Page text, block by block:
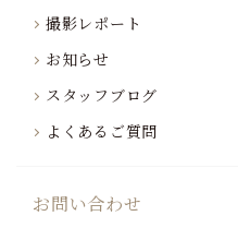
撮影レポート
お知らせ
スタッフブログ
よくあるご質問
お問い合わせ